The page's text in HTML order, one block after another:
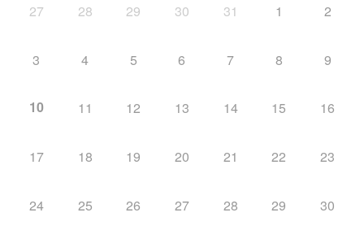
27 28 29 30 31 1 2
3 4 5 6 7 8 9
10 11 12 13 14 15 16
17 18 19 20 21 22 23
24 25 26 27 28 29 30